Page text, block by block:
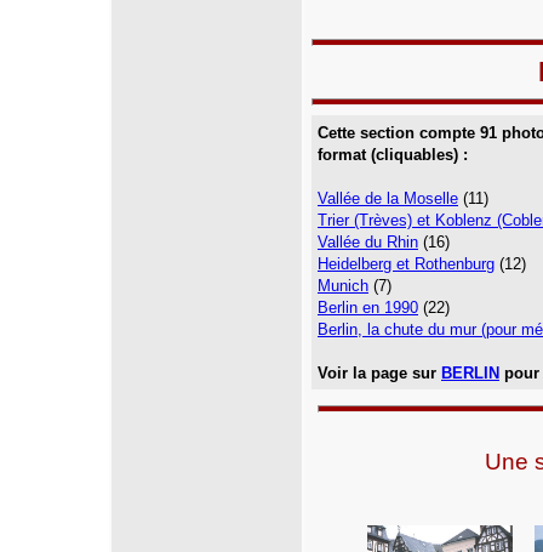
Cette section compte 91
format (cliquables) :
Vallée de la Moselle (11)
Trier (Trèves) et Koblenz
Vallée du Rhin (16)
Heidelberg et Rothenburg (12)
Munich (7)
Berlin en 1990 (22)
Berlin, la chute du mur (pour
Voir la page sur BERLIN pour
Une